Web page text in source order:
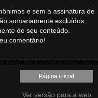
e sem a assinatura de
sumariamente excluídos,
do seu conteúdo.
comentário!
Página inicial
Ver versão para a web